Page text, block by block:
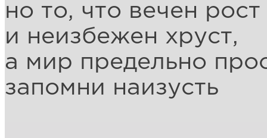
но то, что вечен рост
и неизбежен хруст,
а мир предельно
запомни наизусть